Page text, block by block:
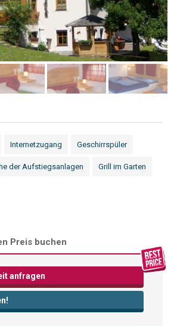
Internetzugang Geschirrspüler
der Aufstiegsanlagen Grill im Garten
Preis buchen
anfragen